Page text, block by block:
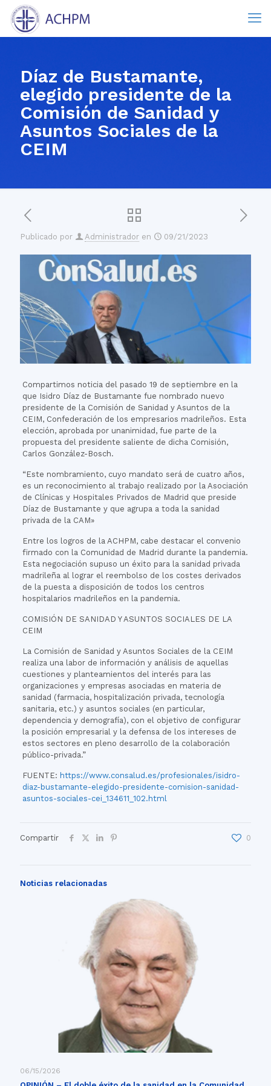
Díaz de Bustamante,
elegido presidente de la
Comisión de Sanidad y
Asuntos Sociales de la
CEIM
Publicado por Administrador en 09/21/2023
Compartimos noticia del pasado 19 de septiembre en la
que Isidro Díaz de Bustamante fue nombrado nuevo
presidente de la Comisión de Sanidad y Asuntos de la
CEIM, Confederación de los empresarios madrileños. Esta
elección, aprobada por unanimidad, fue parte de la
propuesta del presidente saliente de dicha Comisión,
Carlos González-Bosch.
“Este nombramiento, cuyo mandato será de cuatro años,
es un reconocimiento al trabajo realizado por la Asociación
de Clínicas y Hospitales Privados de Madrid que preside
Díaz de Bustamante y que agrupa a toda la sanidad
privada de la CAM»
Entre los logros de la ACHPM, cabe destacar el convenio
firmado con la Comunidad de Madrid durante la pandemia.
Esta negociación supuso un éxito para la sanidad privada
madrileña al lograr el reembolso de los costes derivados
de la puesta a disposición de todos los centros
hospitalarios madrileños en la pandemia.
COMISIÓN DE SANIDAD Y ASUNTOS SOCIALES DE LA
CEIM
La Comisión de Sanidad y Asuntos Sociales de la CEIM
realiza una labor de información y análisis de aquellas
cuestiones y planteamientos del interés para las
organizaciones y empresas asociadas en materia de
sanidad (farmacia, hospitalización privada, tecnología
sanitaria, etc.) y asuntos sociales (en particular,
dependencia y demografía), con el objetivo de configurar
la posición empresarial y la defensa de los intereses de
estos sectores en pleno desarrollo de la colaboración
público-privada.”
FUENTE: https://www.consalud.es/profesionales/isidro-
diaz-bustamante-elegido-presidente-comision-sanidad-
asuntos-sociales-cei_134611_102.html
Compartir 0
Noticias relacionadas
06/15/2026